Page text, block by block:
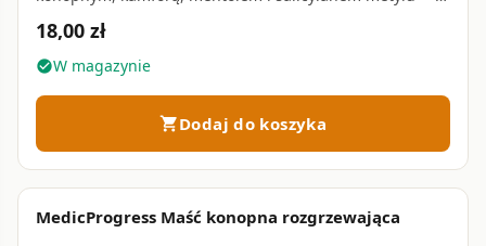
w poręcznej tubce 100 ml
18,00 zł
check_circleW magazynie
shopping_cartDodaj do koszyka
MedicProgress Maść konopna rozgrzewająca